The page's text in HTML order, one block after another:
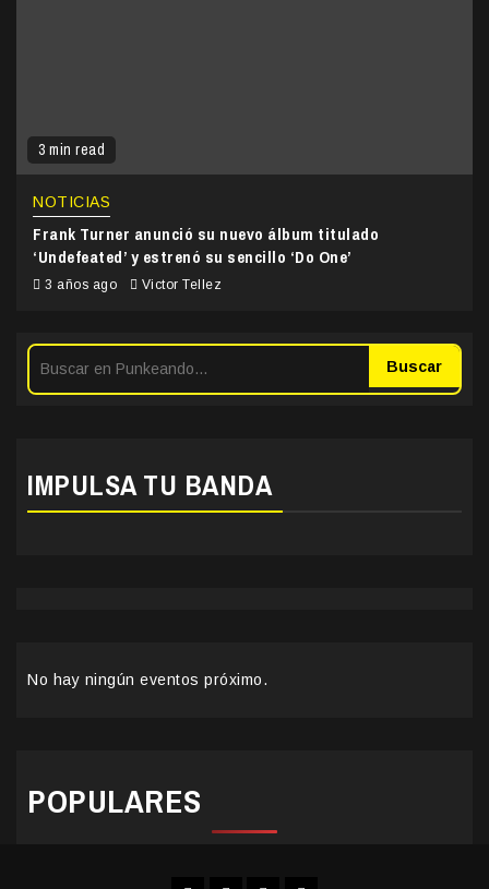
3 min read
NOTICIAS
Frank Turner anunció su nuevo álbum titulado
‘Undefeated’ y estrenó su sencillo ‘Do One’
3 años ago Victor Tellez
Buscar
IMPULSA TU BANDA
No hay ningún eventos próximo.
POPULARES